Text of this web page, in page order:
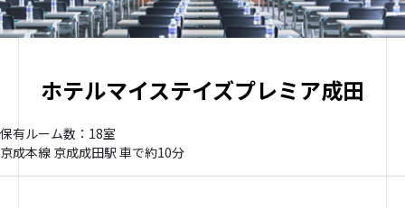
ホテルマイステイズプレミア成田
保有ルーム数：18室
京成本線 京成成田駅 車で約10分